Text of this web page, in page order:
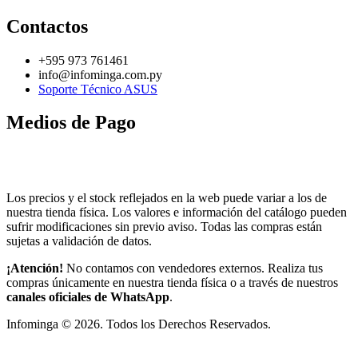
Contactos
+595 973 761461
info@infominga.com.py
Soporte Técnico ASUS
Medios de Pago
Los precios y el stock reflejados en la web puede variar a los de
nuestra tienda física. Los valores e información del catálogo pueden
sufrir modificaciones sin previo aviso. Todas las compras están
sujetas a validación de datos.
¡Atención! No contamos con vendedores externos. Realiza tus
compras únicamente en nuestra tienda física o a través de nuestros
canales oficiales de WhatsApp.
Infominga © 2026. Todos los Derechos Reservados.